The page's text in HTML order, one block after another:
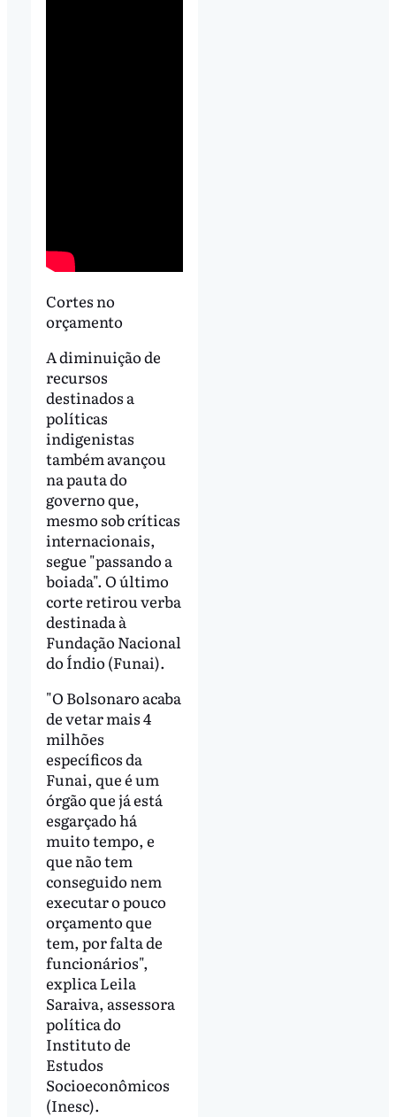
Cortes no
orçamento
A diminuição de
recursos
destinados a
políticas
indigenistas
também avançou
na pauta do
governo que,
mesmo sob críticas
internacionais,
segue "passando a
boiada". O último
corte retirou verba
destinada à
Fundação Nacional
do Índio (Funai).
"O Bolsonaro acaba
de vetar mais 4
milhões
específicos da
Funai, que é um
órgão que já está
esgarçado há
muito tempo, e
que não tem
conseguido nem
executar o pouco
orçamento que
tem, por falta de
funcionários",
explica Leila
Saraiva, assessora
política do
Instituto de
Estudos
Socioeconômicos
(Inesc).